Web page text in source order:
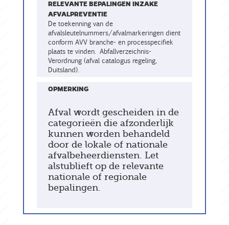
RELEVANTE BEPALINGEN INZAKE
AFVALPREVENTIE
De toekenning van de
afvalsleutelnummers/afvalmarkeringen dient
conform AVV branche- en processpecifiek
plaats te vinden. Abfallverzeichnis-
Verordnung (afval catalogus regeling,
Duitsland).
OPMERKING
Afval wordt gescheiden in de
categorieën die afzonderlijk
kunnen worden behandeld
door de lokale of nationale
afvalbeheerdiensten. Let
alstublieft op de relevante
nationale of regionale
bepalingen.